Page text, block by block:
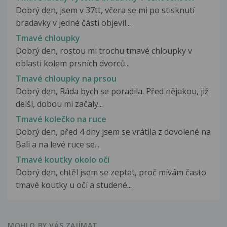
Dobrý den, jsem v 37tt, včera se mi po stisknutí
bradavky v jedné části objevil...
Tmavé chloupky
Dobrý den, rostou mi trochu tmavé chloupky v
oblasti kolem prsních dvorců...
Tmavé chloupky na prsou
Dobrý den, Ráda bych se poradila. Před nějakou, již
delší, dobou mi začaly...
Tmavé kolečko na ruce
Dobrý den, před 4 dny jsem se vrátila z dovolené na
Bali a na levé ruce se...
Tmavé koutky okolo očí
Dobrý den, chtěl jsem se zeptat, proč mívám často
tmavé koutky u očí a studené...